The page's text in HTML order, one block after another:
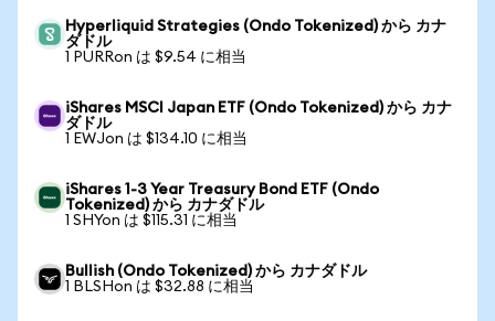
Hyperliquid Strategies (Ondo Tokenized) から カナ
ダドル
1 PURRon は $9.54 に相当
iShares MSCI Japan ETF (Ondo Tokenized) から カナ
ダドル
1 EWJon は $134.10 に相当
iShares 1-3 Year Treasury Bond ETF (Ondo
Tokenized) から カナダドル
1 SHYon は $115.31 に相当
Bullish (Ondo Tokenized) から カナダドル
1 BLSHon は $32.88 に相当